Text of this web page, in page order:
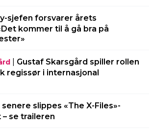
sjefen forsvarer årets
kommer til å gå bra på
Gustaf Skarsgård spiller rollen
regissør i internasjonal
senere slippes «The X-Files»-
se traileren